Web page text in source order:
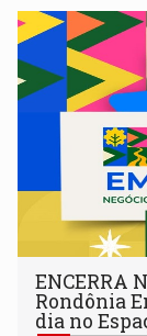
ENCERRA
Rondônia
dia no